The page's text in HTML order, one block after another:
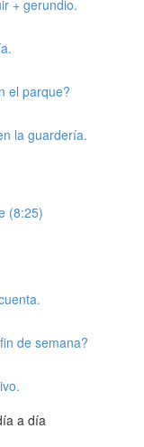
+ gerundio.
el parque?
la guardería.
(8:25)
de semana?
a día